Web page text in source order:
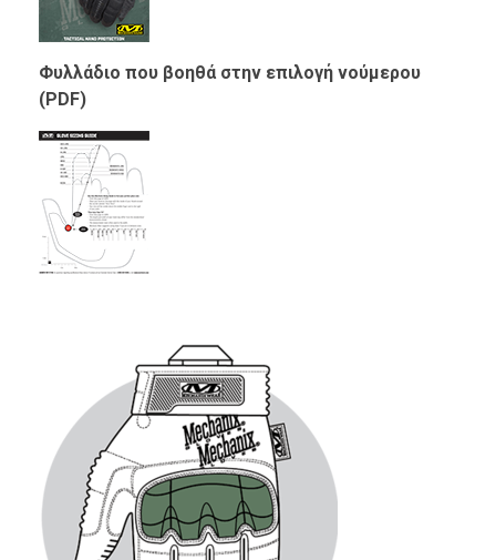
Φυλλάδιο που βοηθά στην επιλογή νούμερου
(PDF)